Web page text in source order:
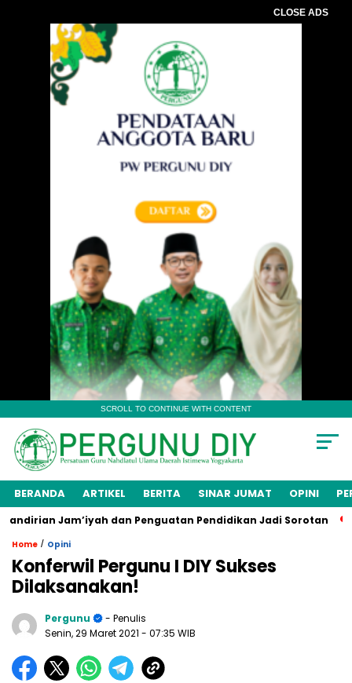
CLOSE ADS
SCROLL TO CONTINUE WITH CONTENT
BERANDA ARTIKEL BERITA SINAR JUMAT OPINI
Jam’iyah dan Penguatan Pendidikan Jadi Sorotan
Home / Opini
Konferwil Pergunu I DIY Sukses
Dilaksanakan!
Pergunu
- Penulis
Senin, 29 Maret 2021 - 07:35 WIB